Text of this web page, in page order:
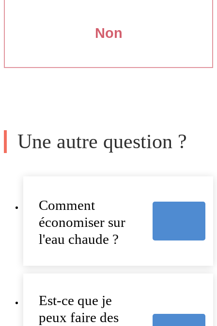
Non
Une autre question ?
Comment
économiser sur
l'eau chaude ?
Est-ce que je
peux faire des